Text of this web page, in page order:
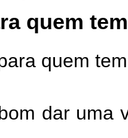
quem
quem
dar uma